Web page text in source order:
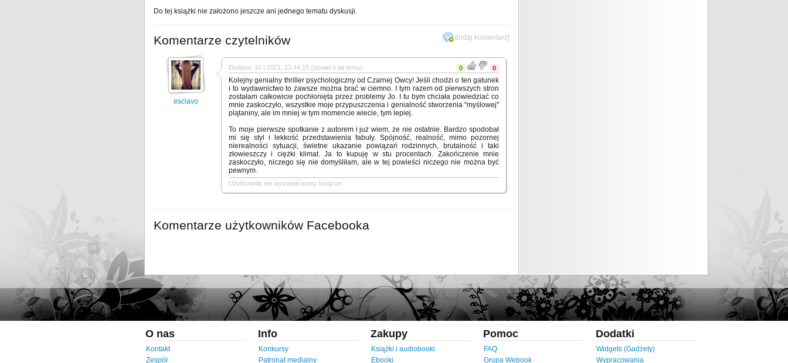
Do tej książki nie założono jeszcze ani jednego tematu dyskusji.
[ dodaj komentarz]
Komentarze czytelników
esclavo
Dodano: 10 I 2021, 23:44:15 (ponad 6 lat temu) 0 0
Kolejny genialny thriller psychologiczny od Czarnej Owcy! Jeśli chodzi o ten gatunek
i to wydawnictwo to zawsze można brać w ciemno. I tym razem od pierwszych stron
zostałam całkowicie pochłonięta przez problemy Jo. I tu bym chciała powiedziać co
mnie zaskoczyło, wszystkie moje przypuszczenia i genialność stworzenia "myślowej"
plątaniny, ale im mniej w tym momencie wiecie, tym lepiej.
To moje pierwsze spotkanie z autorem i już wiem, że nie ostatnie. Bardzo spodobał
mi się styl i lekkość przedstawienia fabuły. Spójność, realność, mimo pozornej
nierealności sytuacji, świetne ukazanie powiązań rodzinnych, brutalność i taki
złowieszczy i ciężki klimat. Ja to kupuję w stu procentach. Zakończenie mnie
zaskoczyło, niczego się nie domyśliłam, ale w tej powieści niczego nie można być
pewnym.
Użytkownik nie wystawił oceny książce.
Komentarze użytkowników Facebooka
O nas
Kontakt
Zespół
Info
Konkursy
Patronat medialny
Zakupy
Książki i audiobooki
Ebooki
Pomoc
FAQ
Grupa Webook
Dodatki
Widgets (Gadżety)
Wypracowania